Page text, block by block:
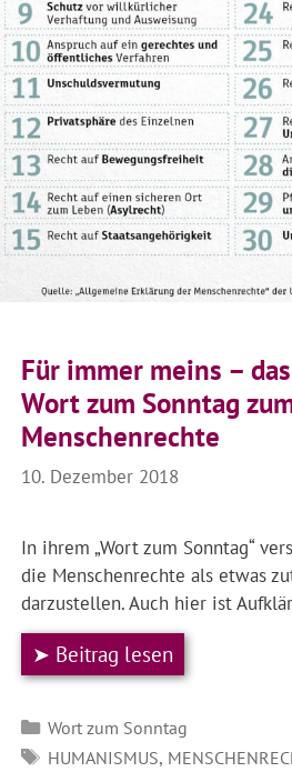
Für immer meins –
Wort zum Sonntag
Menschenrechte
10. Dezember 2018
In ihrem „Wort zum Sonntag“
die Menschenrechte als etwas
darzustellen. Auch hier ist
➤ Beitrag lesen
Kategorien
Wort zum Sonntag
SCHLAGWÖRTER
HUMANISMUS,